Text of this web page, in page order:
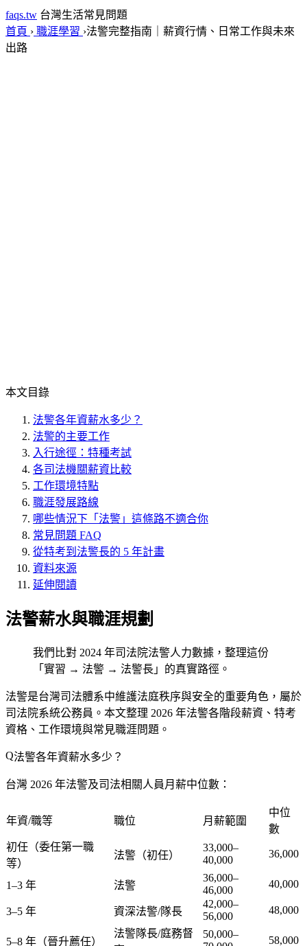
faqs.tw 台灣生活常見問題
首頁 › 職涯學習 ›法警完整指南｜薪資行情、日常工作與未來
出路
本文目錄
法警各年資薪水多少？
法警的主要工作
入行途徑：特種考試
各司法機關薪資比較
工作環境特點
職涯發展路線
哪些情況下「法警」這條路不適合你
常見問題 FAQ
從特考到法警長的 5 年計畫
資料來源
延伸閱讀
法警薪水與職涯規劃
我們比對 2024 年司法院法警人力數據，整理這份
「實習 → 法警 → 法警長」的真實路徑。
法警是台灣司法體系中維護法庭秩序與安全的重要角色，屬於
司法院系統公務員。本文整理 2026 年法警各階段薪資、特考
資格、工作環境與常見職涯問題。
法警各年資薪水多少？
台灣 2026 年法警及司法相關人員月薪中位數：
年資/職等 職位 月薪範圍
中位
數
初任（委任第一職
等）
法警（初任）
33,000–
40,000
36,000
1–3 年 法警
36,000–
46,000
40,000
3–5 年 資深法警/隊長
42,000–
56,000
48,000
5–8 年（晉升薦任）
法警隊長/庭務督
50,000–
58,000